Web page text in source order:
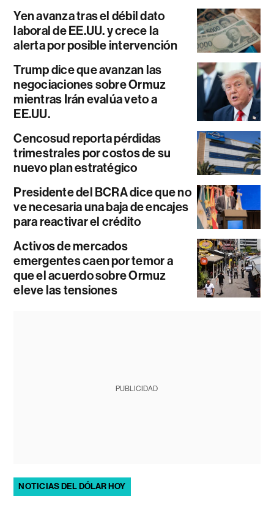
Yen avanza tras el débil dato
laboral de EE.UU. y crece la
alerta por posible intervención
Trump dice que avanzan las
negociaciones sobre Ormuz
mientras Irán evalúa veto a
EE.UU.
Cencosud reporta pérdidas
trimestrales por costos de su
nuevo plan estratégico
Presidente del BCRA dice que no
ve necesaria una baja de encajes
para reactivar el crédito
Activos de mercados
emergentes caen por temor a
que el acuerdo sobre Ormuz
eleve las tensiones
PUBLICIDAD
NOTICIAS DEL DÓLAR HOY